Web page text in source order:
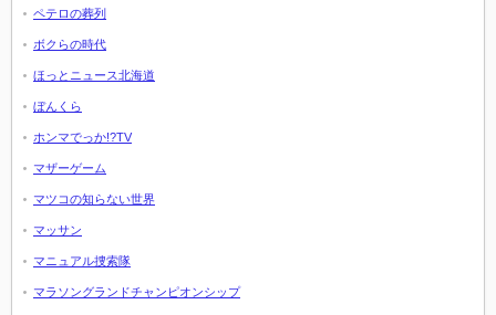
ペテロの葬列
ボクらの時代
ほっとニュース北海道
ぼんくら
ホンマでっか!?TV
マザーゲーム
マツコの知らない世界
マッサン
マニュアル捜索隊
マラソングランドチャンピオンシップ